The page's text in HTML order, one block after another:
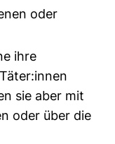
oder
ihre
sie aber mit
oder über die